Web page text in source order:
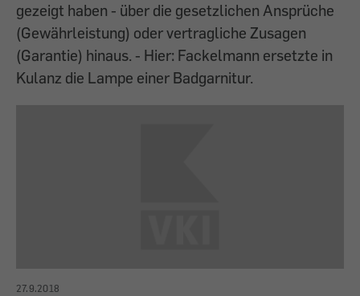
gezeigt haben - über die gesetzlichen Ansprüche
(Gewährleistung) oder vertragliche Zusagen
(Garantie) hinaus. - Hier: Fackelmann ersetzte in
Kulanz die Lampe einer Badgarnitur.
27.9.2018